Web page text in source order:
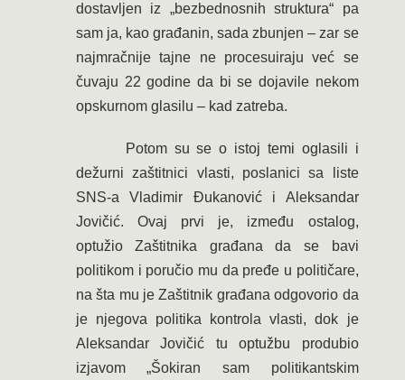
dostavljen iz „bezbednosnih struktura“ pa
sam ja, kao građanin, sada zbunjen – zar se
najmračnije tajne ne procesuiraju već se
čuvaju 22 godine da bi se dojavile nekom
opskurnom glasilu – kad zatreba.
Potom su se o istoj temi oglasili i
dežurni zaštitnici vlasti, poslanici sa liste
SNS-a Vladimir Đukanović i Aleksandar
Jovičić. Ovaj prvi je, između ostalog,
optužio Zaštitnika građana da se bavi
politikom i poručio mu da pređe u političare,
na šta mu je Zaštitnik građana odgovorio da
je njegova politika kontrola vlasti, dok je
Aleksandar Jovičić tu optužbu produbio
izjavom „Šokiran sam politikantskim